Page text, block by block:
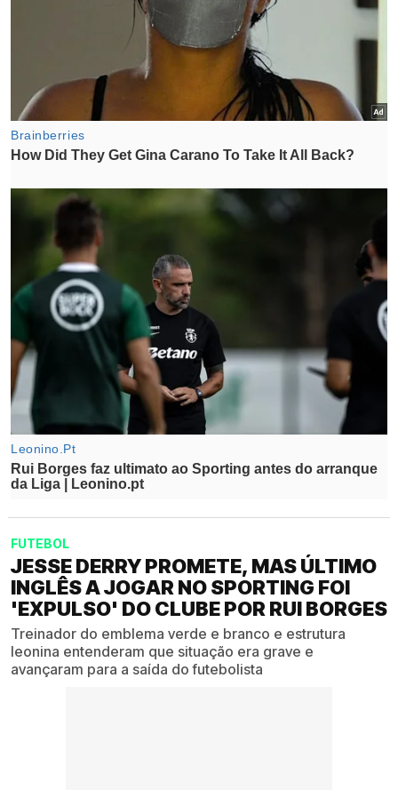
FUTEBOL
JESSE DERRY PROMETE, MAS ÚLTIMO
INGLÊS A JOGAR NO SPORTING FOI
'EXPULSO' DO CLUBE POR RUI BORGES
Treinador do emblema verde e branco e estrutura
leonina entenderam que situação era grave e
avançaram para a saída do futebolista